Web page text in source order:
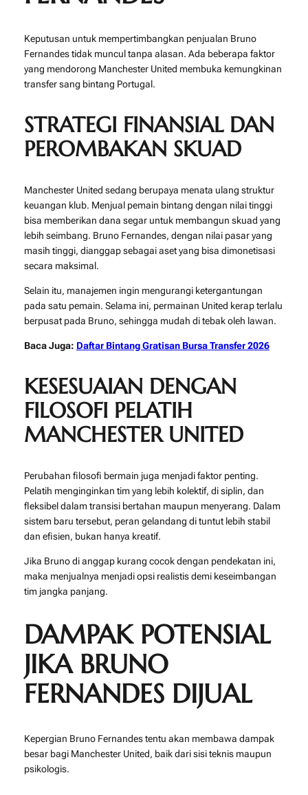
Keputusan untuk mempertimbangkan penjualan Bruno
Fernandes tidak muncul tanpa alasan. Ada beberapa faktor
yang mendorong Manchester United membuka kemungkinan
transfer sang bintang Portugal.
STRATEGI FINANSIAL DAN
PEROMBAKAN SKUAD
Manchester United sedang berupaya menata ulang struktur
keuangan klub. Menjual pemain bintang dengan nilai tinggi
bisa memberikan dana segar untuk membangun skuad yang
lebih seimbang. Bruno Fernandes, dengan nilai pasar yang
masih tinggi, dianggap sebagai aset yang bisa dimonetisasi
secara maksimal.
Selain itu, manajemen ingin mengurangi ketergantungan
pada satu pemain. Selama ini, permainan United kerap terlalu
berpusat pada Bruno, sehingga mudah di tebak oleh lawan.
Baca Juga: Daftar Bintang Gratisan Bursa Transfer 2026
KESESUAIAN DENGAN
FILOSOFI PELATIH
MANCHESTER UNITED
Perubahan filosofi bermain juga menjadi faktor penting.
Pelatih menginginkan tim yang lebih kolektif, di siplin, dan
fleksibel dalam transisi bertahan maupun menyerang. Dalam
sistem baru tersebut, peran gelandang di tuntut lebih stabil
dan efisien, bukan hanya kreatif.
Jika Bruno di anggap kurang cocok dengan pendekatan ini,
maka menjualnya menjadi opsi realistis demi keseimbangan
tim jangka panjang.
DAMPAK POTENSIAL
JIKA BRUNO
FERNANDES DIJUAL
Kepergian Bruno Fernandes tentu akan membawa dampak
besar bagi Manchester United, baik dari sisi teknis maupun
psikologis.